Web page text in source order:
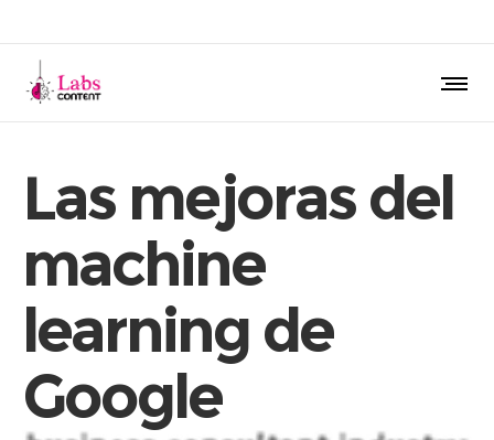
Las mejoras del
machine
learning de
Google